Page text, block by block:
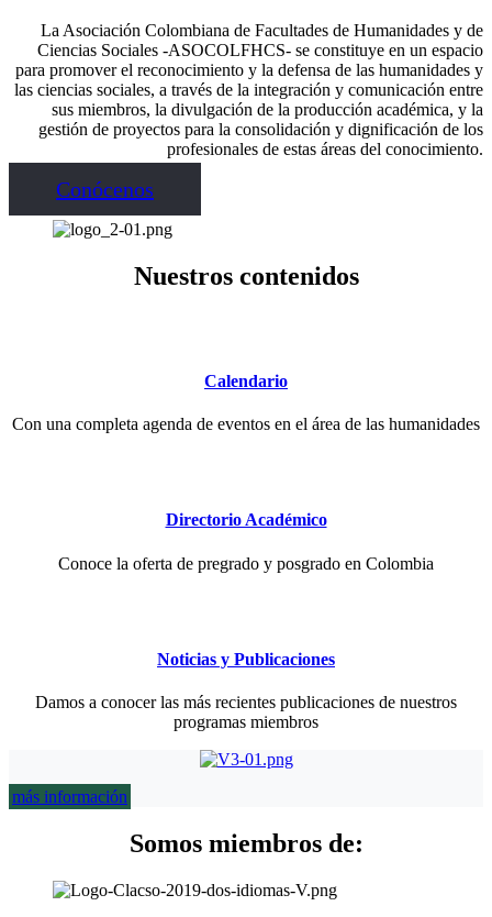
La Asociación Colombiana de Facultades de Humanidades y de
Ciencias Sociales -ASOCOLFHCS- se constituye en un espacio
para promover el reconocimiento y la defensa de las humanidades y
las ciencias sociales, a través de la integración y comunicación entre
sus miembros, la divulgación de la producción académica, y la
gestión de proyectos para la consolidación y dignificación de los
profesionales de estas áreas del conocimiento.
Conócenos
Nuestros contenidos
Calendario
Con una completa agenda de eventos en el área de las humanidades
Directorio Académico
Conoce la oferta de pregrado y posgrado en Colombia
Noticias y Publicaciones
Damos a conocer las más recientes publicaciones de nuestros
programas miembros
más información
Somos miembros de: